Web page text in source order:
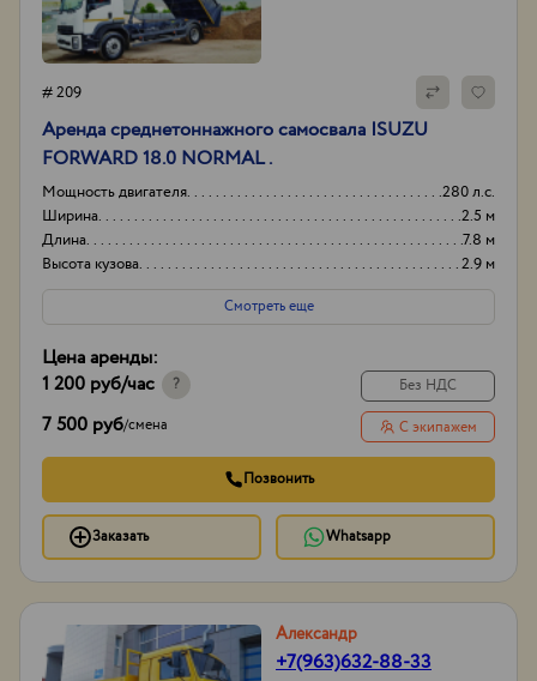
# 209
Аренда среднетоннажного самосвала ISUZU
FORWARD 18.0 NORMAL .
Мощность двигателя
280 л.с.
Ширина
2.5 м
Длина
7.8 м
Высота кузова
2.9 м
Смотреть еще
Цена аренды:
1 200 руб/час ?
7 500 руб/смена
Без НДС
С экипажем
Позвонить
Заказать Whatsapp
Александр
+7(963)632-88-33